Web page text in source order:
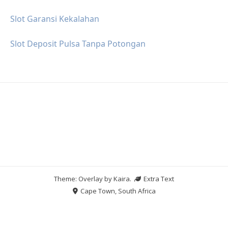
Slot Garansi Kekalahan
Slot Deposit Pulsa Tanpa Potongan
Theme: Overlay byKaira.
Extra Text
Cape Town, South Africa